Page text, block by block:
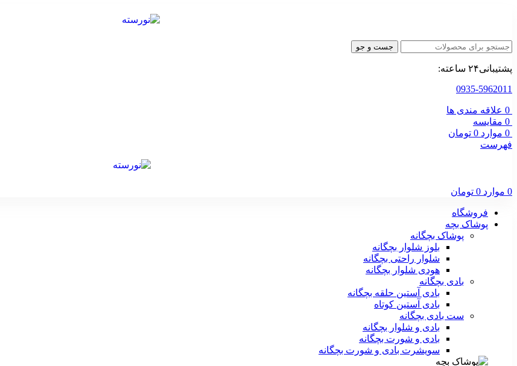
جست و جو
پشتیبانی۲۴ ساعته:
0935-5962011
0 علاقه مندی ها
0 مقایسه
0 موارد 0 تومان
فهرست
0 موارد 0 تومان
فروشگاه
پوشاک بچه
پوشاک بچگانه
بلوز شلوار بچگانه
شلوار راحتی بچگانه
هودی شلوار بچگانه
بادی بچگانه
بادی آستین حلقه بچگانه
بادی آستین کوتاه
ست‌ بادی بچگانه
بادی و شلوار بچگانه
بادی و شورت بچگانه
سویشرت بادی و شورت بچگانه